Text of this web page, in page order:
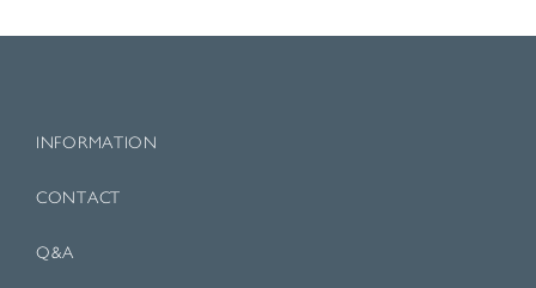
INFORMATION
CONTACT
Q&A